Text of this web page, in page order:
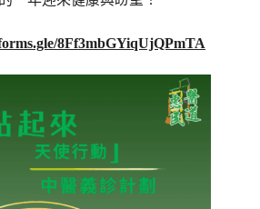
8Ff3mbGYiqUjQPmTA